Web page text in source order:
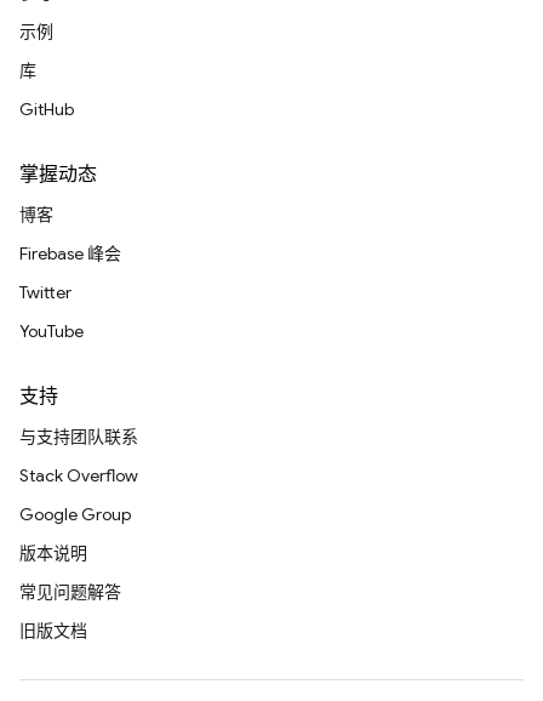
示例
库
GitHub
掌握动态
博客
Firebase 峰会
Twitter
YouTube
支持
与支持团队联系
Stack Overflow
Google Group
版本说明
常见问题解答
旧版文档